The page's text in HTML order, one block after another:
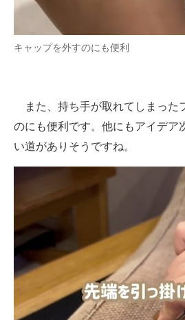
キャップを外すのにも便利
また、持ち手が取れてしまった
のにも便利です。他にもアイデア
い道がありそうですね。